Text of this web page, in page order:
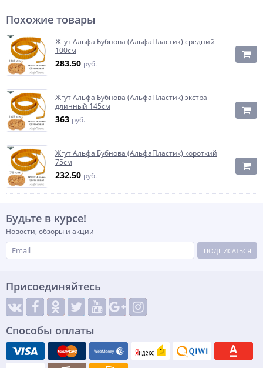
Похожие товары
Жгут Альфа Бубнова (АльфаПластик) средний
100см
283.50 руб.
Жгут Альфа Бубнова (АльфаПластик) экстра
длинный 145см
363 руб.
Жгут Альфа Бубнова (АльфаПластик) короткий
75см
232.50 руб.
Будьте в курсе!
Новости, обзоры и акции
ПОДПИСАТЬСЯ
Присоединяйтесь
Способы оплаты